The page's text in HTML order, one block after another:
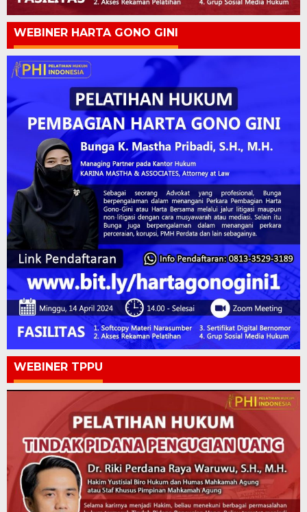
WEBINER HARTA GONO GINI
WEBINER TPPU